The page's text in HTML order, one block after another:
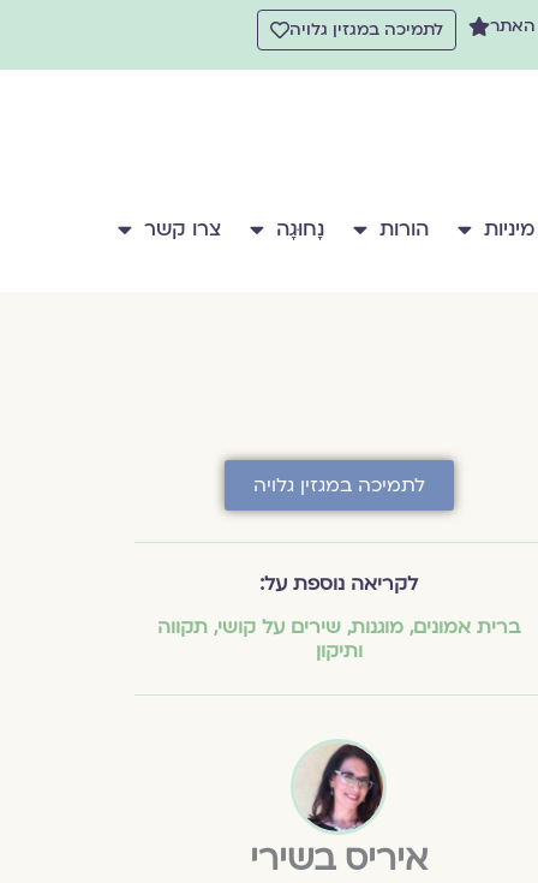
האתר לתמיכה במגזין גלויה
מיניות הורות נָחוּגָה צרו קשר
לתמיכה במגזין גלויה
לקריאה נוספת על:
ברית אמונים, מוגנות, שירים על קושי, תקווה
ותיקון
איריס בשירי